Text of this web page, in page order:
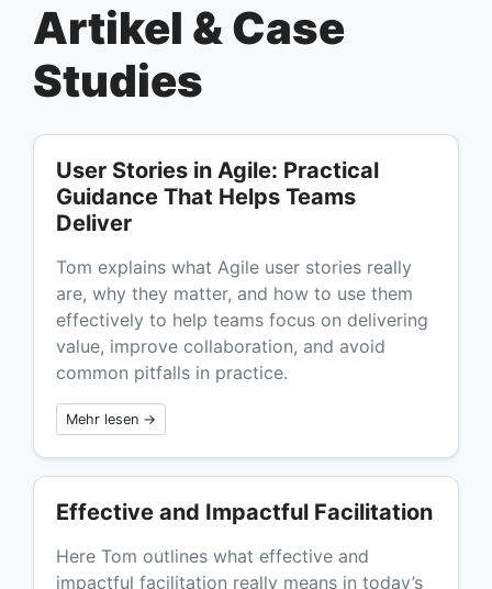
Artikel & Case
Studies
User Stories in Agile: Practical
Guidance That Helps Teams
Deliver
Tom explains what Agile user stories really
are, why they matter, and how to use them
effectively to help teams focus on delivering
value, improve collaboration, and avoid
common pitfalls in practice.
Mehr lesen →
Effective and Impactful Facilitation
Here Tom outlines what effective and
impactful facilitation really means in today’s